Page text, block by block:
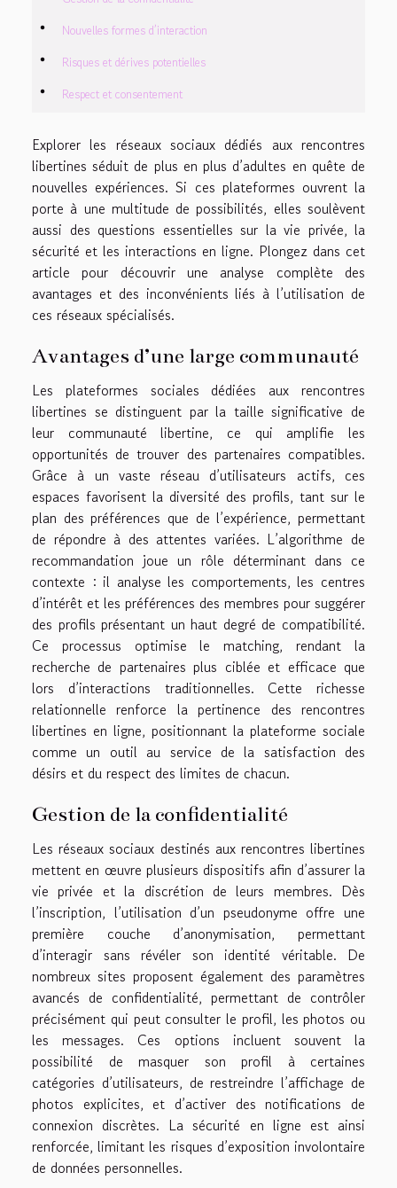
Nouvelles formes d’interaction
Risques et dérives potentielles
Respect et consentement
Explorer les réseaux sociaux dédiés aux rencontres
libertines séduit de plus en plus d’adultes en quête de
nouvelles expériences. Si ces plateformes ouvrent la
porte à une multitude de possibilités, elles soulèvent
aussi des questions essentielles sur la vie privée, la
sécurité et les interactions en ligne. Plongez dans cet
article pour découvrir une analyse complète des
avantages et des inconvénients liés à l’utilisation de
ces réseaux spécialisés.
Avantages d’une large communauté
Les plateformes sociales dédiées aux rencontres
libertines se distinguent par la taille significative de
leur communauté libertine, ce qui amplifie les
opportunités de trouver des partenaires compatibles.
Grâce à un vaste réseau d’utilisateurs actifs, ces
espaces favorisent la diversité des profils, tant sur le
plan des préférences que de l’expérience, permettant
de répondre à des attentes variées. L’algorithme de
recommandation joue un rôle déterminant dans ce
contexte : il analyse les comportements, les centres
d’intérêt et les préférences des membres pour suggérer
des profils présentant un haut degré de compatibilité.
Ce processus optimise le matching, rendant la
recherche de partenaires plus ciblée et efficace que
lors d’interactions traditionnelles. Cette richesse
relationnelle renforce la pertinence des rencontres
libertines en ligne, positionnant la plateforme sociale
comme un outil au service de la satisfaction des
désirs et du respect des limites de chacun.
Gestion de la confidentialité
Les réseaux sociaux destinés aux rencontres libertines
mettent en œuvre plusieurs dispositifs afin d’assurer la
vie privée et la discrétion de leurs membres. Dès
l’inscription, l’utilisation d’un pseudonyme offre une
première couche d’anonymisation, permettant
d’interagir sans révéler son identité véritable. De
nombreux sites proposent également des paramètres
avancés de confidentialité, permettant de contrôler
précisément qui peut consulter le profil, les photos ou
les messages. Ces options incluent souvent la
possibilité de masquer son profil à certaines
catégories d’utilisateurs, de restreindre l’affichage de
photos explicites, et d’activer des notifications de
connexion discrètes. La sécurité en ligne est ainsi
renforcée, limitant les risques d’exposition involontaire
de données personnelles.